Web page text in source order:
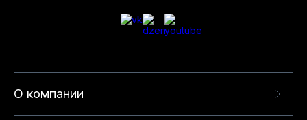
О компании